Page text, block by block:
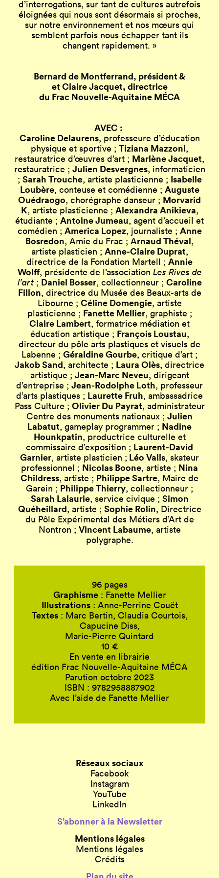
d’interrogations, sur tant de cultures autrefois
éloignées qui nous sont désormais si proches,
sur notre environnement et nos mœurs qui
semblent parfois nous échapper tant ils
changent rapidement. »
Bernard de Montferrand, président &
et Claire Jacquet, directrice
du Frac Nouvelle-Aquitaine MÉCA
AVEC :
Caroline Delaurens, professeure d’éducation
physique et sportive ; Tiziana Mazzoni,
restauratrice d’œuvres d’art ; Marlène Jacquet,
restauratrice ; Julien Desvergnes, informaticien
; Sarah Trouche, artiste plasticienne ; Isabelle
Loubère, conteuse et comédienne ; Auguste
Ouédraogo, chorégraphe danseur ; Morvarid
K, artiste plasticienne ; Alexandra Anikieva,
étudiante ; Antoine Jumeau, agent d’accueil et
comédien ; America Lopez, journaliste ; Anne
Bosredon, Amie du Frac ; Arnaud Théval,
artiste plasticien ; Anne-Claire Duprat,
directrice de la Fondation Martell ; Annie
Wolff, présidente de l’association Les Rives de
l’art; Daniel Bosser, collectionneur ; Caroline
Fillon, directrice du Musée des Beaux-arts de
Libourne ; Céline Domengie, artiste
plasticienne ; Fanette Mellier, graphiste ;
Claire Lambert, formatrice médiation et
éducation artistique ; François Loustau,
directeur du pôle arts plastiques et visuels de
Labenne ; Géraldine Gourbe, critique d’art ;
Jakob Sand, architecte ; Laura Olès, directrice
artistique ; Jean-Marc Neveu, dirigeant
d’entreprise ; Jean-Rodolphe Loth, professeur
d’arts plastiques ; Laurette Fruh, ambassadrice
Pass Culture ; Olivier Du Payrat, administrateur
Centre des monuments nationaux ; Julien
Labatut, gameplay programmer ; Nadine
Hounkpatin, productrice culturelle et
commissaire d’exposition ; Laurent-David
Garnier, artiste plasticien ; Léo Valls, skateur
professionnel ; Nicolas Boone, artiste ; Nina
Childress, artiste ; Philippe Sartre, Maire de
Garein ; Philippe Thierry, collectionneur ;
Sarah Lalaurie, service civique ; Simon
Quéheillard, artiste ; Sophie Rolin, Directrice
du Pôle Expérimental des Métiers d’Art de
Nontron ; Vincent Labaume, artiste
polygraphe.
96 pages
Graphisme: Fanette Mellier
Illustrations: Anne-Perrine Couët
Textes: Marc Bertin, Claudia Courtois,
Capucine Diss,
Marie-Pierre Quintard
10 €
En vente en librairie
édition Frac Nouvelle-Aquitaine MÉCA
Parution octobre 2023
ISBN : 9782958887902
Avec l’aide de Fanette Mellier
Réseaux sociaux
Facebook
Instagram
YouTube
LinkedIn
S’abonner à la Newsletter
Mentions légales
Mentions légales
Crédits